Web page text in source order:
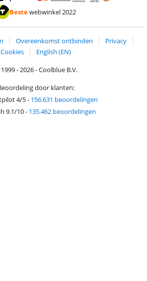
| Wero
met MasterCard en Visa via ClickToPay
Betalen met ApplePay
Thuiswinkel waarborg
Bestewebwinkel 2022
Overeenkomst ontbinden
Privacy
Cookies
English (EN)
- 2026 - Coolblue B.V.
door klanten:
4/5- 156.631 beoordelingen
9.1/10- 135.462 beoordelingen